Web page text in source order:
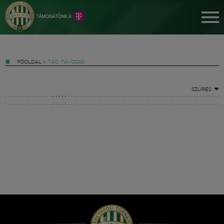
FŐOLDAL » TAG: TÁVOZÁS
SZŰRÉS
Hírek